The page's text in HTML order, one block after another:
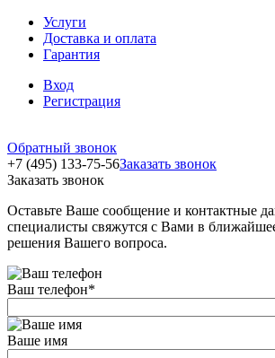
Услуги
Доставка и оплата
Гарантия
Вход
Регистрация
Обратный звонок
+7 (495) 133-75-56Заказать звонок
Заказать звонок
Оставьте Ваше сообщение и контактные
специалисты свяжутся с Вами в
решения Вашего вопроса.
Ваш телефон*
Ваше имя